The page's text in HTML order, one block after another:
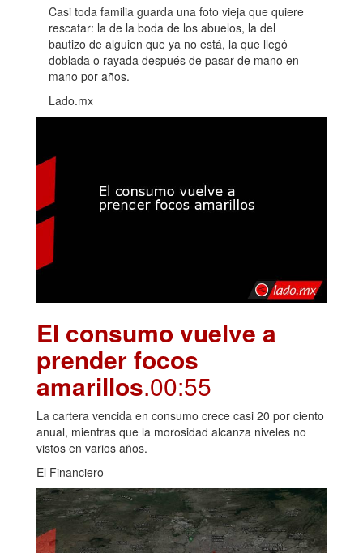
Casi toda familia guarda una foto vieja que quiere
rescatar: la de la boda de los abuelos, la del
bautizo de alguien que ya no está, la que llegó
doblada o rayada después de pasar de mano en
mano por años.
Lado.mx
El consumo vuelve a
prender focos
amarillos.00:55
La cartera vencida en consumo crece casi 20 por ciento
anual, mientras que la morosidad alcanza niveles no
vistos en varios años.
El Financiero